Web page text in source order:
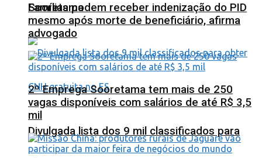
Sooretama
Divulgada lista dos 9 mil classificados para
Famílias podem receber indenização do PID
mesmo após morte de beneficiário, afirma
advogado
2º Emprega Sooretama tem mais de 250
vagas disponíveis com salários de até R$ 3,5
mil